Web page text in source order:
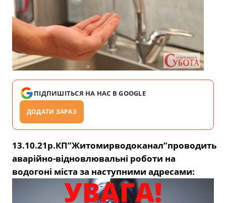
ПІДПИШІТЬСЯ НА НАС В GOOGLE
ДОДАТИ ЗАРАЗ
13.10.21р.КП”Житомирводоканал”проводить
аварійно-відновлювальні роботи на
водогоні міста за наступними адресами: